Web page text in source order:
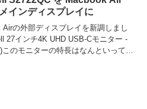
インディスプレイに
の外部ディスプレイを新調しまし
27インチ4K UHD USB-Cモニター -
のモニターの特長はなんといっても